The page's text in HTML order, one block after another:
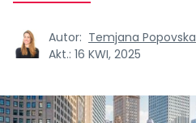
Autor: Temjana Popovska
Akt.: 16 KWI, 2025